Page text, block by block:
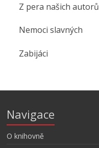
Z pera našich autorů
Nemoci slavných
Zabijáci
Navigace
O knihovně